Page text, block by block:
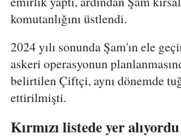
komutanlığını üstlendi.
2024 yılı sonunda Şam'ın ele
askeri operasyonun
belirtilen Çiftçi, aynı dönemde
ettirilmişti.
Kırmızı listede yer alıyordu